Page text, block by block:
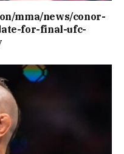
mma/news/conor-
for-final-ufc-